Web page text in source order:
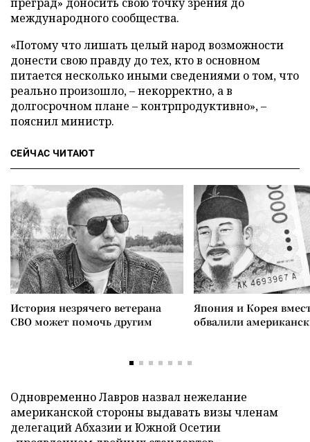
международного сообщества.
«Потому что лишать целый народ возможности
донести свою правду до тех, кто в основном
питается несколько иными сведениями о том, что
реально произошло, – некорректно, а в
долгосрочном плане – контрпродуктивно», –
пояснил министр.
СЕЙЧАС ЧИТАЮТ
История незрячего ветерана
СВО может помочь другим
Япония и Корея
обвалили
Одновременно Лавров назвал нежелание
американской стороны выдавать визы членам
делегаций Абхазии и Южной Осетии